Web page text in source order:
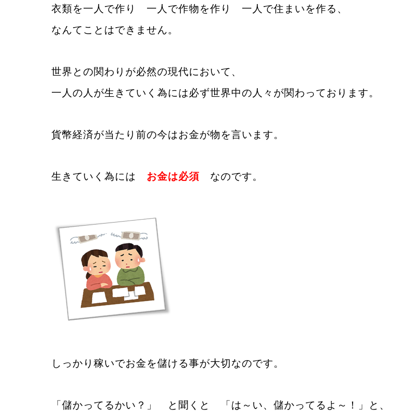
衣類を一人で作り 一人で作物を作り 一人で住まいを作る、
なんてことはできません。
世界との関わりが必然の現代において、
一人の人が生きていく為には必ず世界中の人々が関わっております。
貨幣経済が当たり前の今はお金が物を言います。
生きていく為には お金は必須 なのです。
しっかり稼いでお金を儲ける事が大切なのです。
「儲かってるかい？」 と聞くと 「は～い、儲かってるよ～！」と、